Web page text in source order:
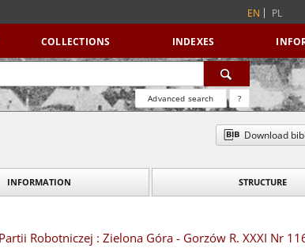
EN PL
COLLECTIONS INDEXES
Advanced search ?
Download
INFORMATION STRUCTURE
Robotniczej : Zielona Góra - Gorzów R. XXXI Nr